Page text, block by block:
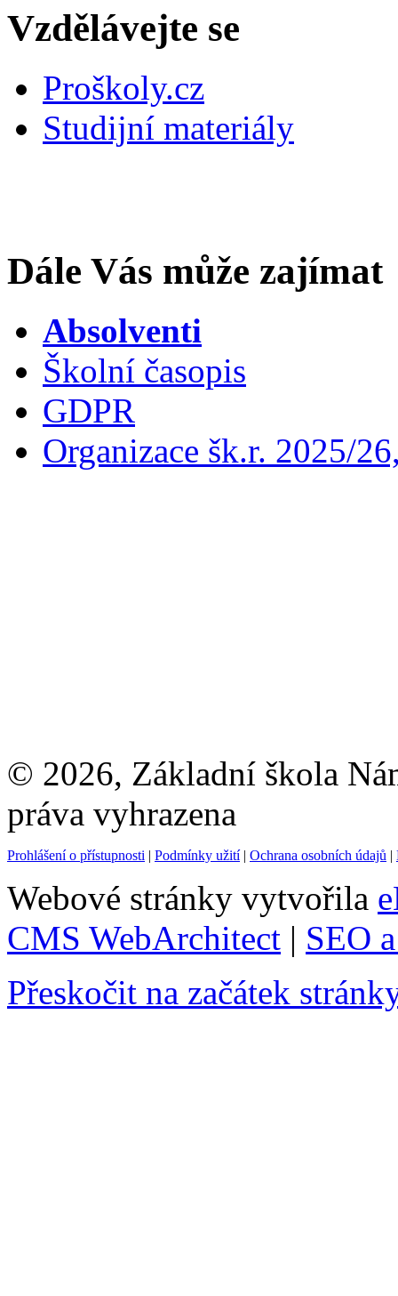
Vzdělávejte se
Proškoly.cz
Studijní materiály
Dále Vás může zajímat
Absolventi
Školní časopis
GDPR
Organizace šk.r. 2025/
© 2026, Základní škola
práva vyhrazena
Prohlášení o přístupnosti | Podmínky užití| Ochrana osobních údajů |
Webové stránky vytvořila
CMS WebArchitect | SEO
Přeskočit na začátek